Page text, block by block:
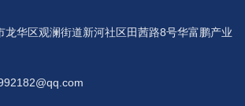
龙华区观澜街道新河社区田茜路8号华富鹏产业